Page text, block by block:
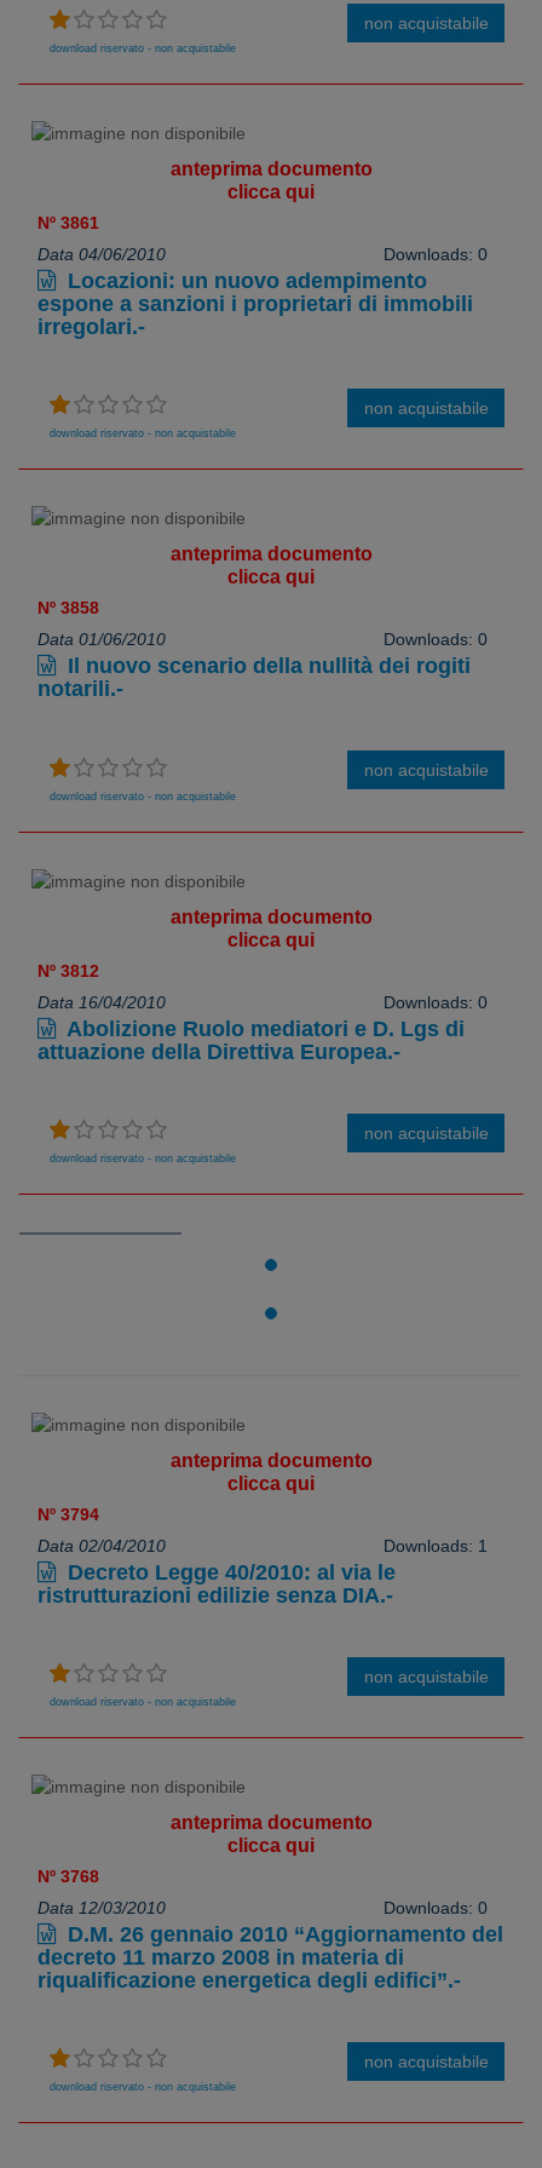
download riservato - non acquistabile
non acquistabile
anteprima documento
clicca qui
Nº 3861
Data 04/06/2010
Downloads: 0
Locazioni: un nuovo adempimento
espone a sanzioni i proprietari di immobili
irregolari.-
download riservato - non acquistabile
non acquistabile
anteprima documento
clicca qui
Nº 3858
Data 01/06/2010
Downloads: 0
Il nuovo scenario della nullità dei rogiti
notarili.-
download riservato - non acquistabile
non acquistabile
anteprima documento
clicca qui
Nº 3812
Data 16/04/2010
Downloads: 0
Abolizione Ruolo mediatori e D. Lgs di
attuazione della Direttiva Europea.-
download riservato - non acquistabile
non acquistabile
anteprima documento
clicca qui
Nº 3794
Data 02/04/2010
Downloads: 1
Decreto Legge 40/2010: al via le
ristrutturazioni edilizie senza DIA.-
download riservato - non acquistabile
non acquistabile
anteprima documento
clicca qui
Nº 3768
Data 12/03/2010
Downloads: 0
D.M. 26 gennaio 2010 “Aggiornamento del
decreto 11 marzo 2008 in materia di
riqualificazione energetica degli edifici”.-
download riservato - non acquistabile
non acquistabile